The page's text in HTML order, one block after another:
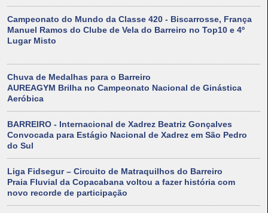
Campeonato do Mundo da Classe 420 - Biscarrosse, França
Manuel Ramos do Clube de Vela do Barreiro no Top10 e 4º
Lugar Misto
Chuva de Medalhas para o Barreiro
AUREAGYM Brilha no Campeonato Nacional de Ginástica
Aeróbica
BARREIRO - Internacional de Xadrez Beatriz Gonçalves
Convocada para Estágio Nacional de Xadrez em São Pedro
do Sul
Liga Fidsegur – Circuito de Matraquilhos do Barreiro
Praia Fluvial da Copacabana voltou a fazer história com
novo recorde de participação